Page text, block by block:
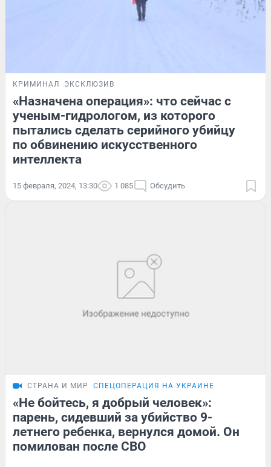
КРИМИНАЛ ЭКСКЛЮЗИВ
«Назначена операция»: что сейчас с
ученым-гидрологом, из которого
пытались сделать серийного убийцу
по обвинению искусственного
интеллекта
15 февраля, 2024, 13:30 1 085 Обсудить
СТРАНА И МИР СПЕЦОПЕРАЦИЯ НА УКРАИНЕ
«Не бойтесь, я добрый человек»:
парень, сидевший за убийство 9-
летнего ребенка, вернулся домой. Он
помилован после СВО